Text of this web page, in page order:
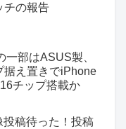
チの報告
一部はASUS製、
据え置きでiPhone
チップ搭載か
投稿待った！投稿